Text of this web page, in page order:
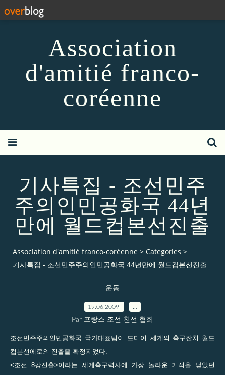
Association
d'amitié franco-
coréenne
기사특집 - 조선민주
주의인민공화국 44년
만에 월드컵본선진출
Association d'amitié franco-coréenne > Categories >
기사특집 - 조선민주주의인민공화국 44년만에 월드컵본선진출
운동
19.06.2009
Par 프랑스 조선 친선 협회
조선민주주의인민공화국 국가대표팀이 드디여 세계의 축구잔치 월드
컵본선에로의 진출을 확정지었다.
<조선 8강진출>이라는 세계축구력사에 가장 놀라운 기적을 낳았던